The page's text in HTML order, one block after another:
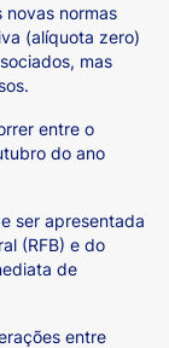
normas
(alíquota zero)
mas
entre o
do ano
ser apresentada
(RFB) e do
de
entre